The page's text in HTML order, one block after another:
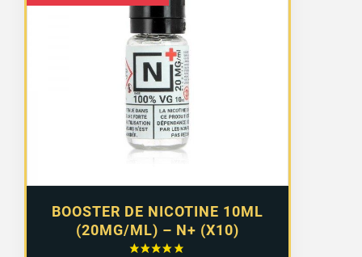
BOOSTER DE NICOTINE 10ML
(20MG/ML) – N+ (X10)
de
prix :
8,99 €
à
9,29 €